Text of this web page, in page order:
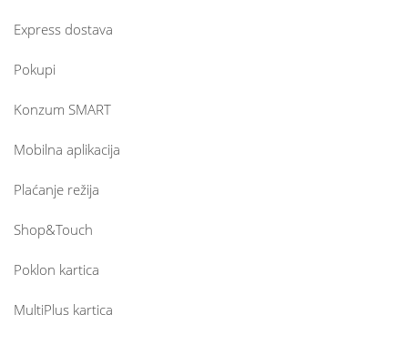
Express dostava
Pokupi
Konzum SMART
Mobilna aplikacija
Plaćanje režija
Shop&Touch
Poklon kartica
MultiPlus kartica